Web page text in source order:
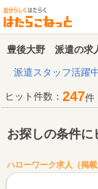
豊後大野 派遣の求
派遣スタッフ活躍
ヒット件数： 247件
お探しの条件に
ハローワーク求人（掲